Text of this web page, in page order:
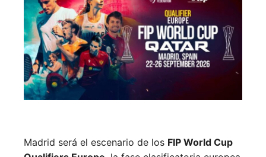
Madrid será el escenario de los FIP World Cup